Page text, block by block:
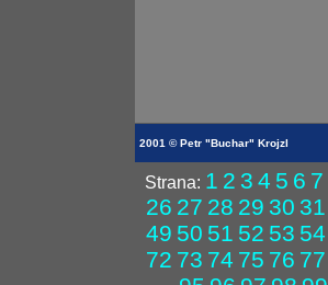
2001 © Petr "Buchar" Krojzl
Strana: 1 2 3 4 5 6 7
26 27 28 29 30 31
49 50 51 52 53 54
72 73 74 75 76 77